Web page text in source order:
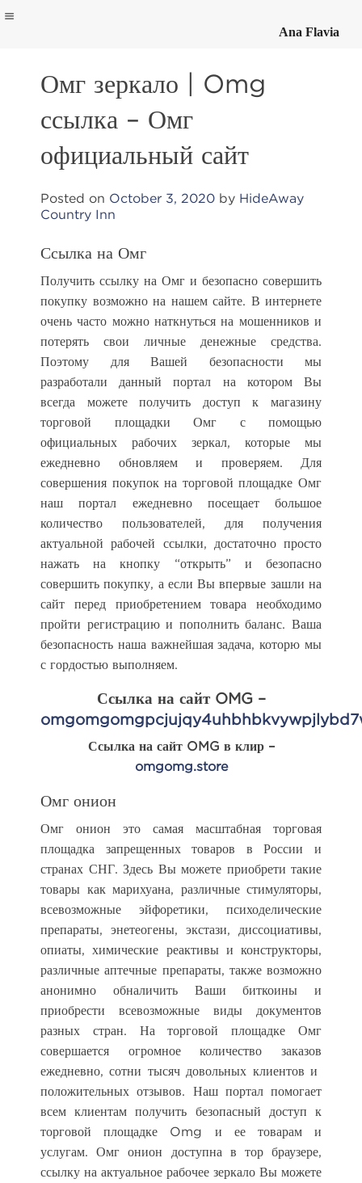
contentОмг зеркало | Omg
ссылка – Омг
официальный сайт
Posted on October 3, 2020 by HideAway
Country Inn
Ссылка на Омг
Получить ссылку на Омг и безопасно совершить
покупку возможно на нашем сайте. В интернете
очень часто можно наткнуться на мошенников и
потерять свои личные денежные средства.
Поэтому для Вашей безопасности мы
разработали данный портал на котором Вы
всегда можете получить доступ к магазину
торговой площадки Омг с помощью
официальных рабочих зеркал, которые мы
ежедневно обновляем и проверяем. Для
совершения покупок на торговой площадке Омг
наш портал ежедневно посещает большое
количество пользователей, для получения
актуальной рабочей ссылки, достаточно просто
нажать на кнопку “открыть” и безопасно
совершить покупку, а если Вы впервые зашли на
сайт перед приобретением товара необходимо
пройти регистрацию и пополнить баланс. Ваша
безопасность наша важнейшая задача, которю мы
с гордостью выполняем.
Ссылка на сайт OMG –
Ссылка на сайт OMG в клир –
omgomg.store
Омг онион
Омг онион это самая масштабная торговая
площадка запрещенных товаров в России и
странах СНГ. Здесь Вы можете приобрети такие
товары как марихуана, различные стимуляторы,
всевозможные эйфоретики, психоделические
препараты, энетеогены, экстази, диссоциативы,
опиаты, химические реактивы и конструкторы,
различные аптечные препараты, также возможно
анонимно обналичить Ваши биткоины и
приобрести всевозможные виды документов
разных стран. На торговой площадке Омг
совершается огромное количество заказов
ежедневно, сотни тысяч довольных клиентов и
положительных отзывов. Наш портал помогает
всем клиентам получить безопасный доступ к
торговой площадке Omg и ее товарам и
услугам. Омг онион доступна в тор браузере,
ссылку на актуальное рабочее зеркало Вы можете
Ana Flavia